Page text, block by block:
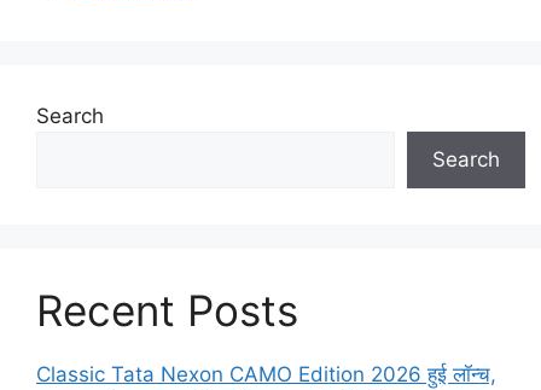
Search
Search
Recent Posts
Classic Tata Nexon CAMO Edition 2026 हुई लॉन्च,